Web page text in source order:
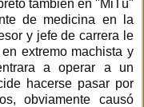
también en "MiTú"
de medicina en la
y jefe de carrera le
extremo machista y
a operar a un
hacerse pasar por
obviamente causó